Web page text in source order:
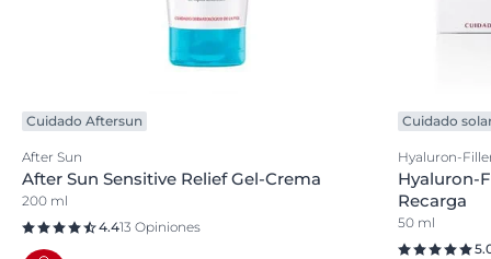
Cuidado Aftersun
After Sun
After Sun Sensitive Relief Gel-Crema
200 ml
4.413 Opiniones
Cuidado
Hyaluron-
Hyaluron-
Recarga
50 ml